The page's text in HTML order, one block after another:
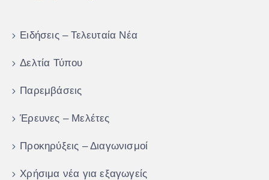
Ειδήσεις – Τελευταία Νέα
Δελτία Τύπου
Παρεμβάσεις
Έρευνες – Μελέτες
Προκηρύξεις – Διαγωνισμοί
Χρήσιμα νέα για εξαγωγείς